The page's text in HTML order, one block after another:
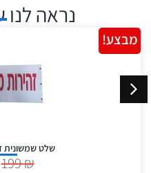
נראה
שלט שמשונית
199₪
מבצע!